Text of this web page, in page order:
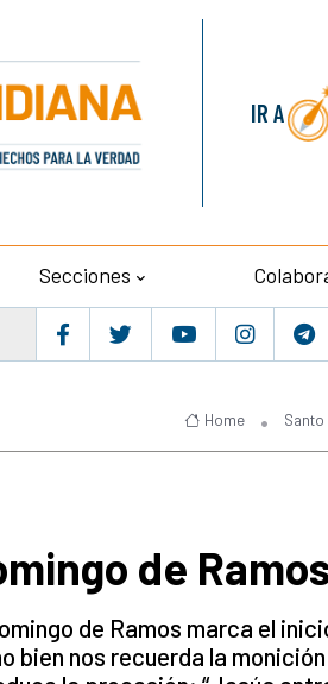
IR A
Secciones
Home Santo
de
de Ramos marca el
bien nos recuerda la